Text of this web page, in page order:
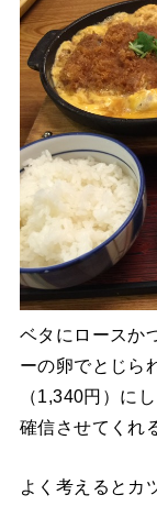
ベタにロースか
ーの卵でとじら
（1,340円）に
確信させてくれ
よく考えるとカ